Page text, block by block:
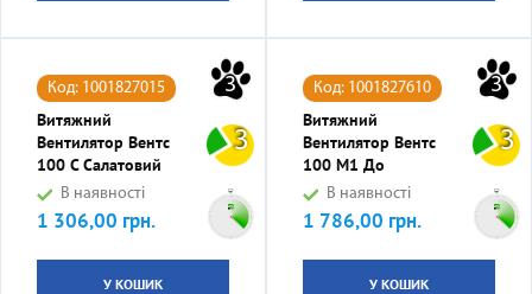
3
3
Код: 1001827015
Витяжний
Вентилятор Вентс
100 С Салатовий
В наявності
Ціна
1 306,00 грн.
У КОШИК
3
3
Код: 1001827610
Витяжний
Вентилятор Вентс
100 М1 До
В наявності
Ціна
1 786,00 грн.
У КОШИК